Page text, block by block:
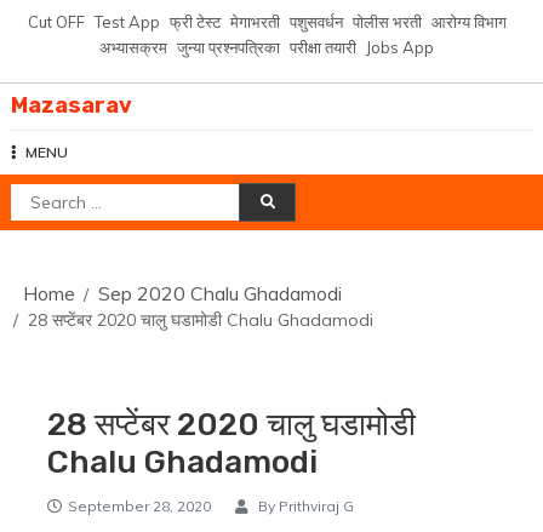
SkipCut OFF Test App फ्री टेस्ट मेगाभरती पशुसवर्धन पोलीस भरती आरोग्य विभाग
अभ्यासक्रम जुन्या प्रश्नपत्रिका परीक्षा तयारी Jobs App
Mazasarav
MENU
Search
for:
Home Sep 2020 Chalu Ghadamodi
28 सप्टेंबर 2020 चालु घडामोडी Chalu Ghadamodi
28 सप्टेंबर 2020 चालु घडामोडी
Chalu Ghadamodi
September 28, 2020 By Prithviraj G